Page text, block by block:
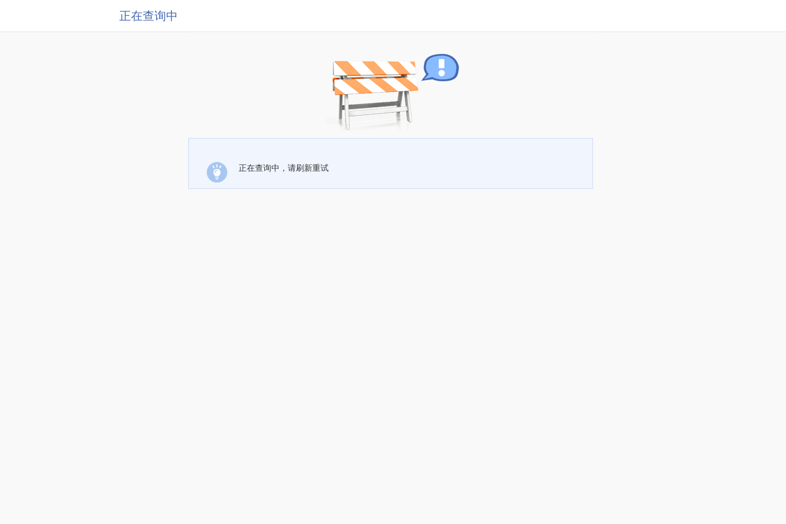
正在查询中
正在查询中，请刷新重试